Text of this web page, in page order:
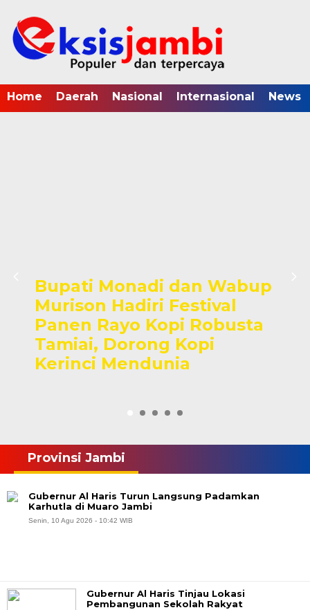
Home Daerah Nasional Internasional News
Bupati Monadi dan Wabup
Murison Hadiri Festival
Panen Rayo Kopi Robusta
Tamiai, Dorong Kopi
Kerinci Mendunia
Provinsi Jambi
Gubernur Al Haris Turun Langsung Padamkan
Karhutla di Muaro Jambi
Senin, 10 Agu 2026 - 10:42 WIB
Gubernur Al Haris Tinjau Lokasi
Pembangunan Sekolah Rakyat